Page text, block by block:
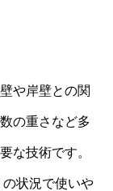
や岸壁との関
の重さなど多
な技術です。
状況で使いや